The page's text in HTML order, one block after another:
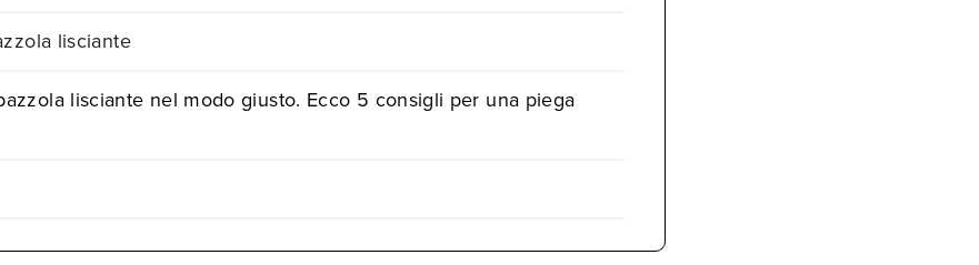
lisciante
lisciante nel modo giusto. Ecco 5 consigli per una piega